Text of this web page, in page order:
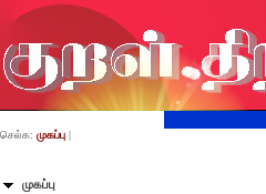
முகப்பு
செல்க: முகப்பு |